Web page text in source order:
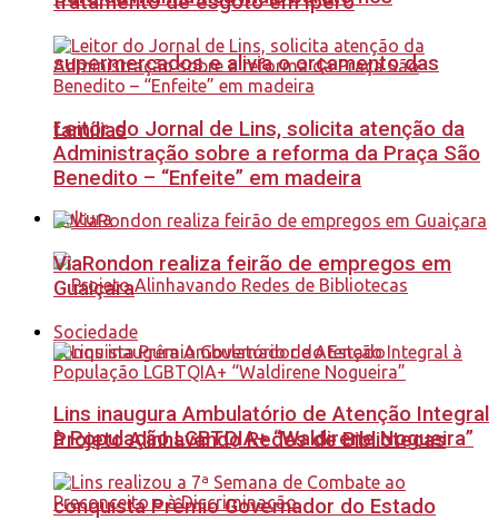
supermercados e alivia o orçamento das
famílias
Cultura
Projeto Alinhavando Redes de Bibliotecas
conquista Prêmio Governador do Estado
Leitor do Jornal de Lins, solicita atenção da
Administração sobre a reforma da Praça São
Benedito – “Enfeite” em madeira
ViaRondon realiza feirão de empregos em
Guaiçara
Sociedade
Lins inaugura Ambulatório de Atenção Integral
à População LGBTQIA+ “Waldirene Nogueira”